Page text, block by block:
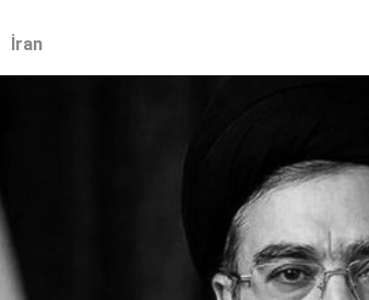
İran